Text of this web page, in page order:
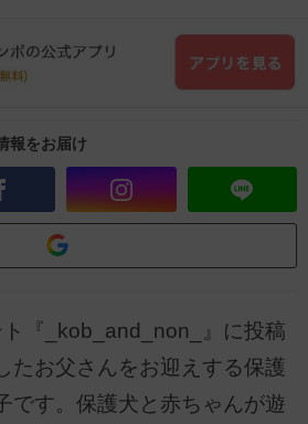
報をお届け
『_kob_and_non_』に投稿
たお父さんをお迎えする保護
です。保護犬と赤ちゃんが遊